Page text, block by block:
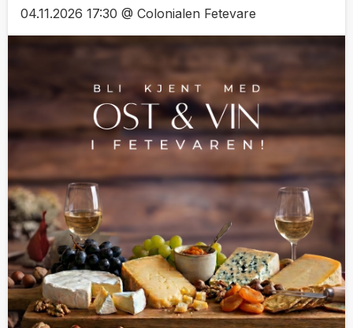
04.11.2026 17:30 @ Colonialen Fetevare